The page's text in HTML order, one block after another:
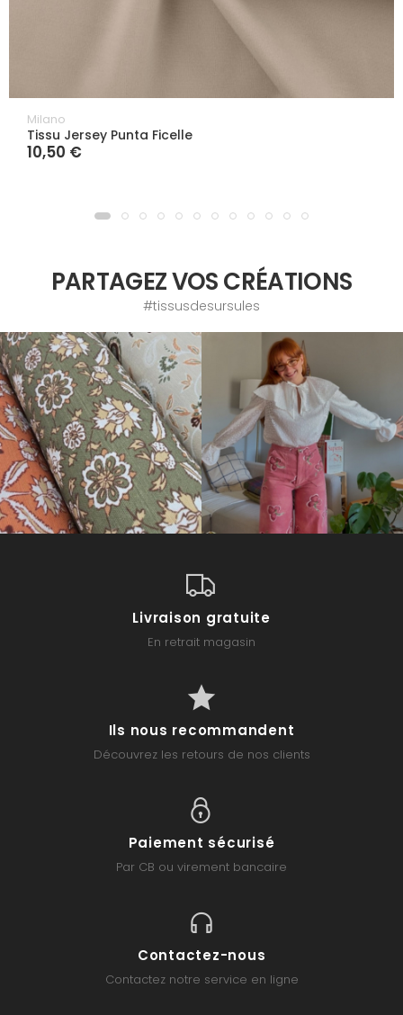
Milano
Tissu Jersey Punta Ficelle
10,50 €
PARTAGEZ VOS CRÉATIONS
#tissusdesursules
Livraison gratuite
En retrait magasin
Ils nous recommandent
Découvrez les retours de nos clients
Paiement sécurisé
Par CB ou virement bancaire
Contactez-nous
Contactez notre service en ligne